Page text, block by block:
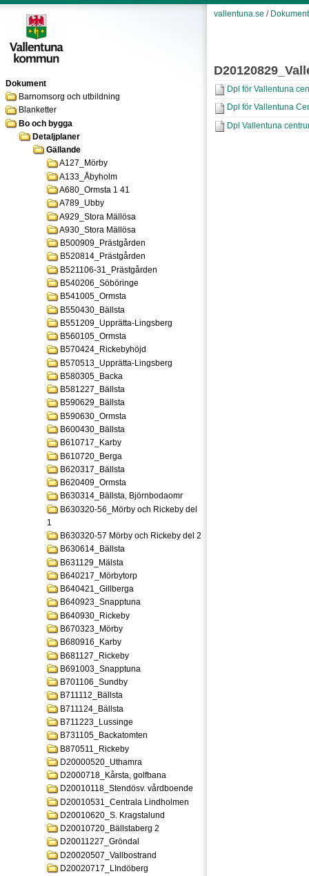
Dokument
Barnomsorg och utbildning
Blanketter
Bo och bygga
Detaljplaner
Gällande
A127_Mörby
A133_Åbyholm
A680_Ormsta 1 41
A789_Ubby
A929_Stora Mällösa
A930_Stora Mällösa
B500909_Prästgården
B520814_Prästgården
B521106-31_Prästgården
B540206_Söböringe
B541005_Ormsta
B550430_Bällsta
B551209_Upprätta-Lingsberg
B560105_Ormsta
B570424_Rickebyhöjd
B570513_Upprätta-Lingsberg
B580305_Backa
B581227_Bällsta
B590629_Bällsta
B590630_Ormsta
B600430_Bällsta
B610717_Karby
B610720_Berga
B620317_Bällsta
B620409_Ormsta
B630314_Bällsta, Björnbodaomr
B630320-56_Mörby och Rickeby del
1
B630320-57 Mörby och Rickeby del 2
B630614_Bällsta
B631129_Mälsta
B640217_Mörbytorp
B640421_Gillberga
B640923_Snapptuna
B640930_Rickeby
B670323_Mörby
B680916_Karby
B681127_Rickeby
B691003_Snapptuna
B701106_Sundby
B711112_Bällsta
B711124_Bällsta
B711223_Lussinge
B731105_Backatomten
B870511_Rickeby
D20000520_Uthamra
D2000718_Kårsta, golfbana
D20010118_Stendösv. vårdboende
D20010531_Centrala Lindholmen
D20010620_S. Kragstalund
D20010720_Bällstaberg 2
D20011227_Gröndal
D20020507_Vallbostrand
D20020717_LIndöberg
vallentuna.se / Dokument
Dpl för Vallentuna
Dpl för Vallentuna
Dpl Vallentuna